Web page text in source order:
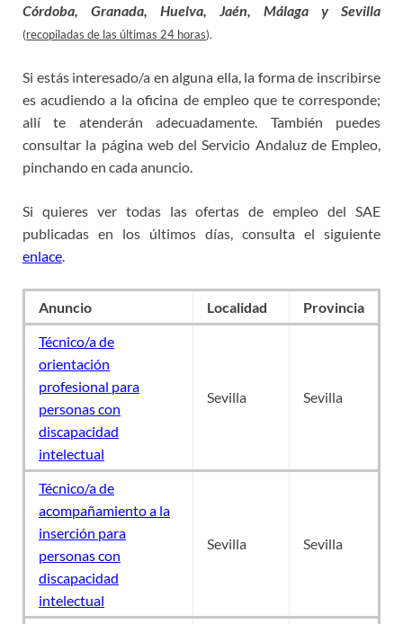
Córdoba, Granada, Huelva, Jaén, Málaga y Sevilla
(recopiladas de las últimas 24 horas).
Si estás interesado/a en alguna ella, la forma de inscribirse
es acudiendo a la oficina de empleo que te corresponde;
allí te atenderán adecuadamente. También puedes
consultar la página web del Servicio Andaluz de Empleo,
pinchando en cada anuncio.
Si quieres ver todas las ofertas de empleo del SAE
publicadas en los últimos días, consulta el siguiente
enlace
Anuncio Localidad
Provincia
Técnico/a de
orientación
profesional para
personas con
discapacidad
intelectual
Sevilla Sevilla
Técnico/a de
acompañamiento a la
inserción para
personas con
discapacidad
intelectual
Sevilla Sevilla